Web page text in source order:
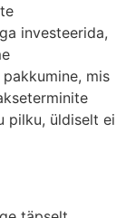
investeerida,
mis
pilku, üldiselt ei